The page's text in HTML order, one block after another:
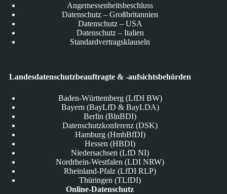
Angemessenheitsbeschluss
Datenschutz – Großbritannien
Datenschutz – USA
Datenschutz – Italien
Standardvertragsklauseln
Landesdatenschutzbeauftragte & -aufsichtsbehörden
Baden-Württemberg (LfDI BW)
Bayern (BayLfD & BayLDA)
Berlin (BlnBDI)
Datenschutzkonferenz (DSK)
Hamburg (HmbBfDI)
Hessen (HBDI)
Niedersachsen (LfD NI)
Nordrhein-Westfalen (LDI NRW)
Rheinland-Pfalz (LfDI RLP)
Thüringen (TLfDI)
Online-Datenschutz